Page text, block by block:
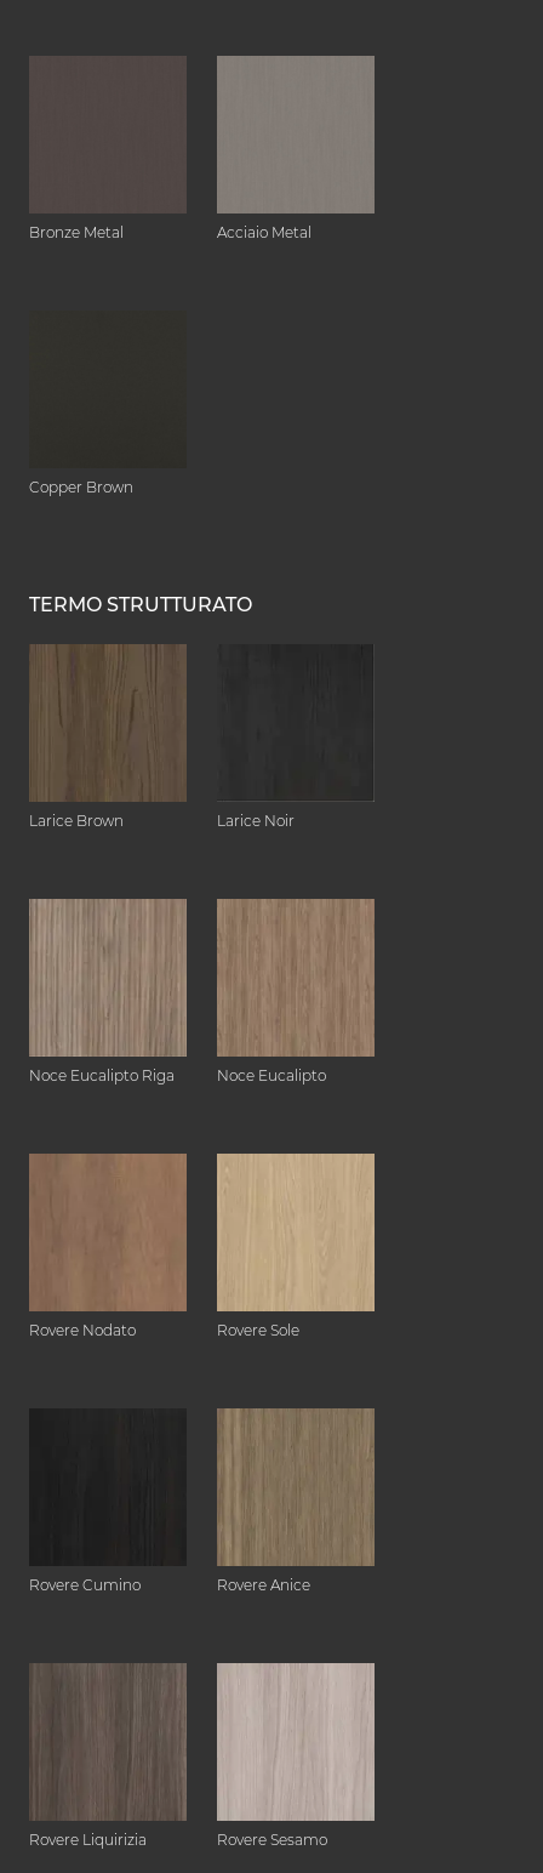
Bronze Metal Acciaio Metal
Copper Brown
TERMO STRUTTURATO
Larice Brown Larice Noir
Noce Eucalipto Riga Noce Eucalipto
Rovere Nodato Rovere Sole
Rovere Cumino Rovere Anice
Rovere Liquirizia Rovere Sesamo